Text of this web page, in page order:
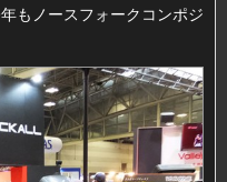
もノースフォークコンポジ